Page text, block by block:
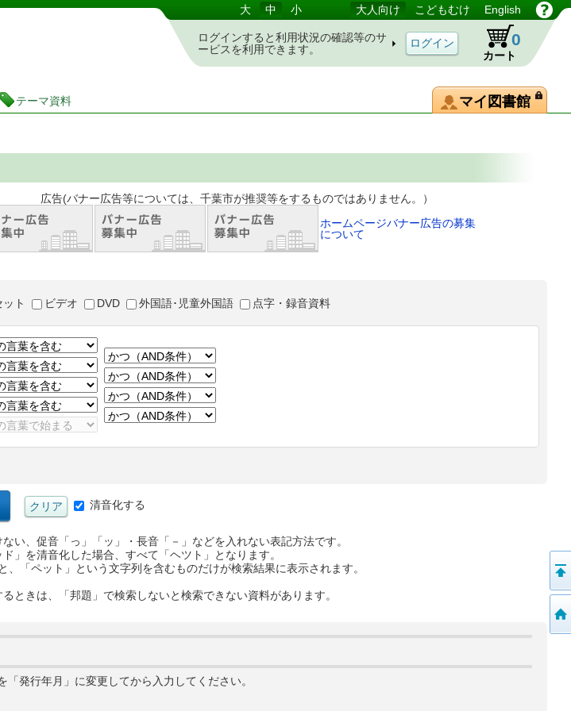
ステム 大 中 小 大人向け こどもむけ English
ログインすると利用状況の確認等のサ
ービスを利用できます。
カート
0
テーマ資料 マイ図書館
ついては、千葉市が推奨等をするものではありません。）
ホームページバナー広告の募集
について
ト ビデオ DVD 外国語･児童外国語 点字・録音資料
清音化する
い、促音「っ」「ッ」・長音「－」などを入れない表記方法です。
」を清音化した場合、すべて「ヘツト」となります。
、「ペット」という文字列を含むものだけが検索結果に表示されます。
ときは、「邦題」で検索しないと検索できない資料があります。
発行年月」に変更してから入力してください。